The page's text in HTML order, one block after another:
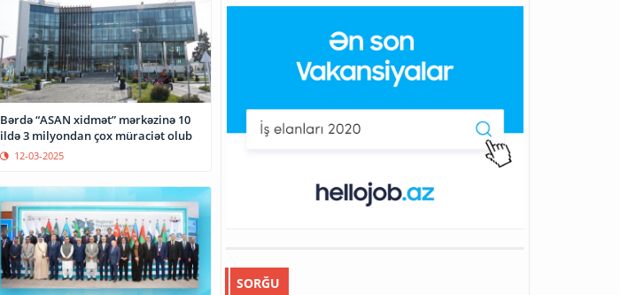
Bərdə “ASAN xidmət” mərkəzinə 10
ildə 3 milyondan çox müraciət olub
12-03-2025
SORĞU